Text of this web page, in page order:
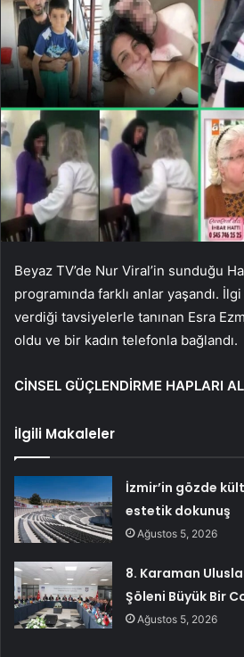
Beyaz TV’de Nur Viral’in sunduğu
programında farklı anlar yaşandı.
verdiği tavsiyelerle tanınan Esra
oldu ve bir kadın telefonla bağlandı.
CİNSEL GÜÇLENDİRME HAPLARI
İlgili Makaleler
İzmir’in gözde
estetik dokunuş
Ağustos 5, 2026
8. Karaman
Şöleni Büyük Bir
Ağustos 5, 2026